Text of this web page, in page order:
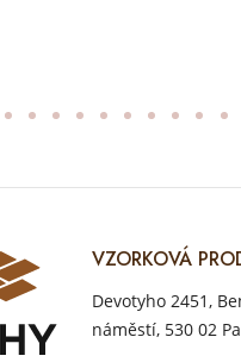
VZORKOVÁ
Devotyho 2451,
náměstí, 530 02